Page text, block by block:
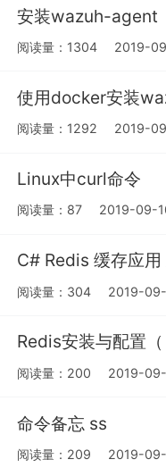
安装wazuh-agent
阅读量：1304 2019-
使用docker安装
阅读量：1292 2019-
Linux中curl命令
阅读量：87 2019-09-
C# Redis 缓存应
阅读量：304 2019-
Redis安装与配置
阅读量：200 2019-
命令备忘 ss
阅读量：209 2019-